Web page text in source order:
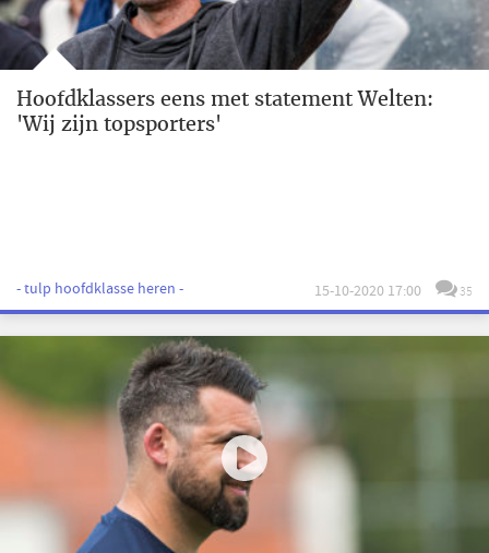
Hoofdklassers eens met statement Welten:
'Wij zijn topsporters'
- tulp hoofdklasse heren - 15-10-2020 17:00 35